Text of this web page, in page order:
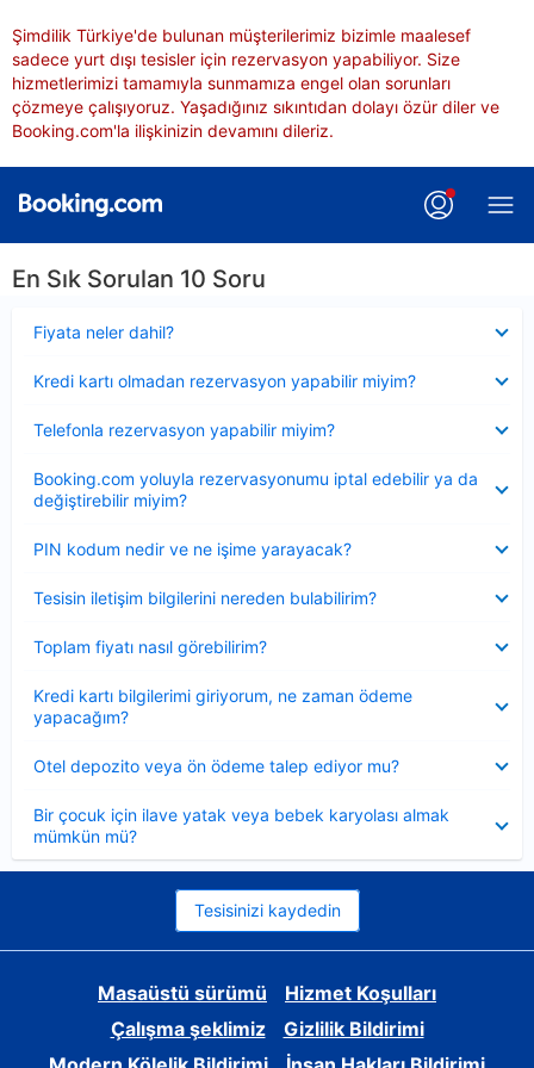
Şimdilik Türkiye'de bulunan müşterilerimiz bizimle maalesef
sadece yurt dışı tesisler için rezervasyon yapabiliyor. Size
hizmetlerimizi tamamıyla sunmamıza engel olan sorunları
çözmeye çalışıyoruz. Yaşadığınız sıkıntıdan dolayı özür diler ve
Booking.com'la ilişkinizin devamını dileriz.
En Sık Sorulan 10 Soru
Fiyata neler dahil?
Kredi kartı olmadan rezervasyon yapabilir miyim?
Telefonla rezervasyon yapabilir miyim?
Booking.com yoluyla rezervasyonumu iptal edebilir ya da
değiştirebilir miyim?
PIN kodum nedir ve ne işime yarayacak?
Tesisin iletişim bilgilerini nereden bulabilirim?
Toplam fiyatı nasıl görebilirim?
Kredi kartı bilgilerimi giriyorum, ne zaman ödeme
yapacağım?
Otel depozito veya ön ödeme talep ediyor mu?
Bir çocuk için ilave yatak veya bebek karyolası almak
mümkün mü?
Tesisinizi kaydedin
Masaüstü sürümü
Hizmet Koşulları
Çalışma şeklimiz
Gizlilik Bildirimi